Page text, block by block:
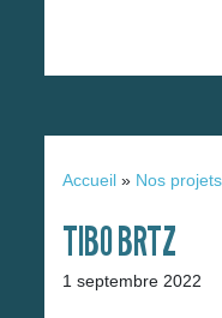
Accueil » Nos projets
TIBO BRTZ
1 septembre 2022